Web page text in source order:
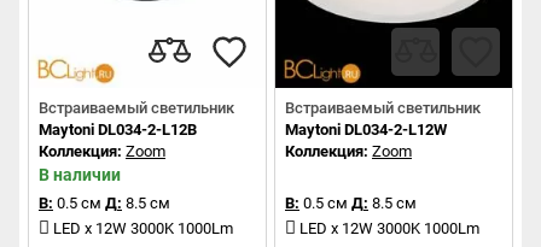
Встраиваемый светильник
Maytoni DL034-2-L12B
Коллекция: Zoom
В наличии
В: 0.5 см Д: 8.5 см
LED x 12W 3000K 1000Lm
Встраиваемый светильник
Maytoni DL034-2-L12W
Коллекция: Zoom
В: 0.5 см Д: 8.5 см
LED x 12W 3000K 1000Lm